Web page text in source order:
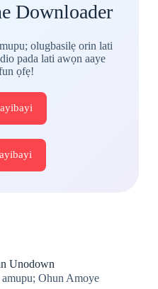
Downloader
olugbasilẹ orin lati
pada lati awọn aaye
ọfẹ!
Unodown
Ohun Amoye